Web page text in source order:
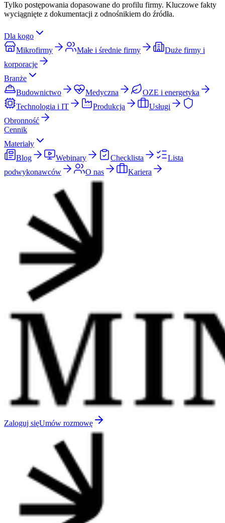
Tylko postępowania dopasowane do profilu firmy. Kluczowe fakty
wyciągnięte z dokumentacji z odnośnikiem do źródła.
Dla kogo
Mikrofirmy
Małe i średnie firmy
Duże firmy i
korporacje
Branże
Budownictwo
Medyczna
OZE i energetyka
Technologia i IT
Produkcja
Usługi
Obronność
Cennik
Materiały
Blog
Webinary Checklista
Lista
podwykonawców
O nas Kariera
Zaloguj sięUmów rozmowę